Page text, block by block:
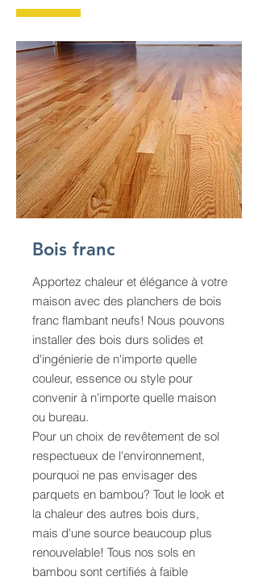
Bois franc
Apportez chaleur et élégance à votre
maison avec des planchers de bois
franc flambant neufs! Nous pouvons
installer des bois durs solides et
d'ingénierie de n'importe quelle
couleur, essence ou style pour
convenir à n'importe quelle maison
ou bureau.
Pour un choix de revêtement de sol
respectueux de l'environnement,
pourquoi ne pas envisager des
parquets en bambou? Tout le look et
la chaleur des autres bois durs,
mais d'une source beaucoup plus
renouvelable! Tous nos sols en
bambou sont certifiés à faible